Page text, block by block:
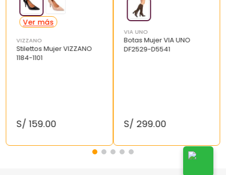
VIZZANO
Stilettos Mujer VIZZANO
1184-1101
S/ 159.00
VIA UNO
Botas Mujer VIA UNO
DF2529-D5541
S/ 299.00